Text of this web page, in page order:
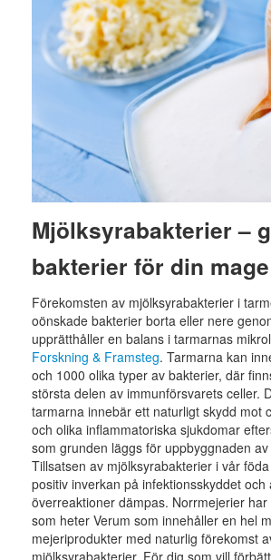
Mjölksyrabakterier –
bakterier för din mage
Förekomsten av mjölksyrabakterier i
oönskade bakterier borta eller nere
upprätthåller en balans i tarmarnas
Forskning & Framsteg. Tarmarna kan
och 1000 olika typer av bakterier, där
största delen av immunförsvarets celler.
tarmarna innebär ett naturligt skydd mot
och olika inflammatoriska sjukdomar
som grunden läggs för uppbyggnaden
Tillsatsen av mjölksyrabakterier i vår
positiv inverkan på infektionsskyddet och
överreaktioner dämpas. Norrmejerier
som heter Verum som innehåller en hel
mejeriprodukter med naturlig förekomst
mjölksyrabakterier. För dig som vill